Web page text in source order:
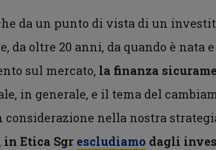
da un punto di vista di un
da oltre 20 anni, da quando è
sul mercato, la finanza
in generale, e il tema del
nella nostra
in Etica Sgr escludiamo dagli